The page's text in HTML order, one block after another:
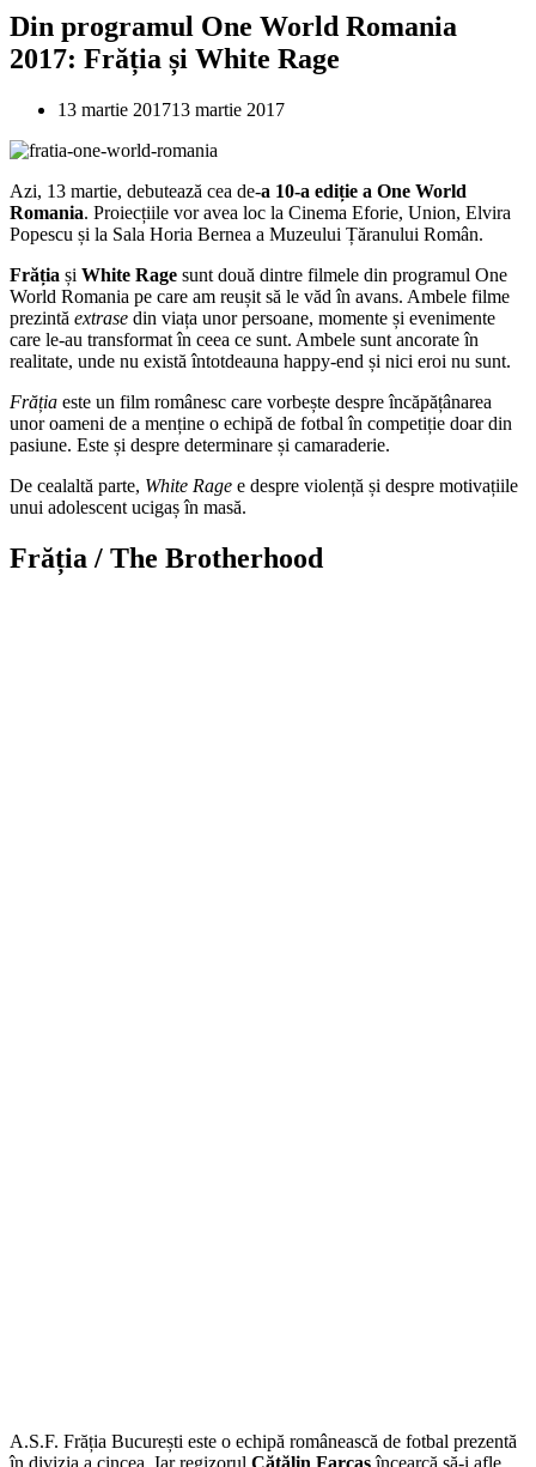
Din programul One World Romania
2017: Frăția și White Rage
13 martie 201713 martie 2017
Azi, 13 martie, debutează cea de-a 10-a ediție a One World
Romania. Proiecțiile vor avea loc la Cinema Eforie, Union, Elvira
Popescu și la Sala Horia Bernea a Muzeului Țăranului Român.
Frăția și White Rage sunt două dintre filmele din programul One
World Romania pe care am reușit să le văd în avans. Ambele filme
prezintă extrase din viața unor persoane, momente și evenimente
care le-au transformat în ceea ce sunt. Ambele sunt ancorate în
realitate, unde nu există întotdeauna happy-end și nici eroi nu sunt.
Frăția este un film românesc care vorbește despre încăpățânarea
unor oameni de a menține o echipă de fotbal în competiție doar din
pasiune. Este și despre determinare și camaraderie.
De cealaltă parte, White Rage e despre violență și despre motivațiile
unui adolescent ucigaș în masă.
Frăția / The Brotherhood
A.S.F. Frăția București este o echipă românească de fotbal prezentă
în divizia a cincea. Iar regizorul Cătălin Farcașîncearcă să-i afle